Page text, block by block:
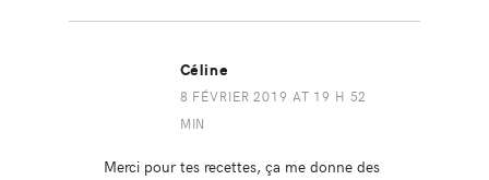
Céline
8 FÉVRIER 2019 AT 19 H 52
MIN
Merci pour tes recettes, ça me donne des